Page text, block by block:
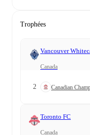
Trophées
Vancouver
Canada
2 Canadian
Toronto FC
Canada